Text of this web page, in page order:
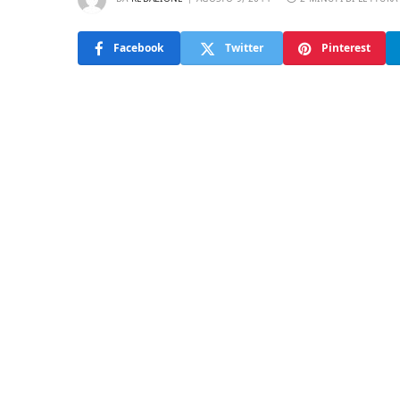
Facebook Twitter Pinterest